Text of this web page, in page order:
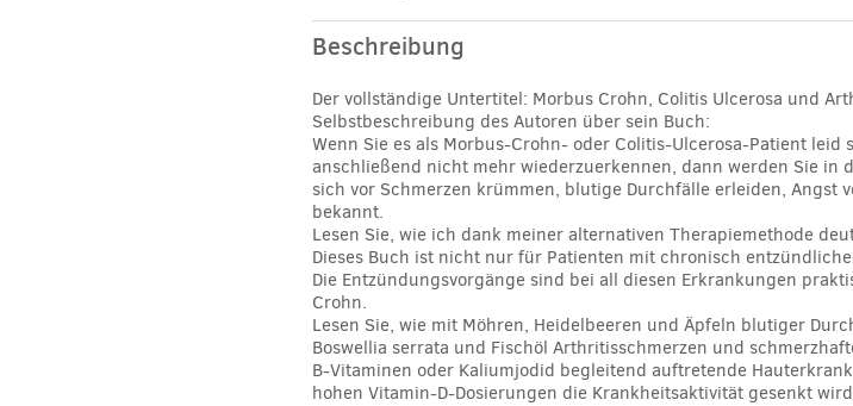
Beschreibung
Der vollständige Untertitel: Morbus Crohn, Colitis Ulcerosa und
Selbstbeschreibung des Autoren über sein Buch:
Wenn Sie es als Morbus-Crohn- oder Colitis-Ulcerosa-Patient
anschließend nicht mehr wiederzuerkennen, dann werden Sie in
sich vor Schmerzen krümmen, blutige Durchfälle erleiden,
bekannt.
Lesen Sie, wie ich dank meiner alternativen Therapiemethode
Dieses Buch ist nicht nur für Patienten mit chronisch
Die Entzündungsvorgänge sind bei all diesen Erkrankungen
Crohn.
Lesen Sie, wie mit Möhren, Heidelbeeren und Äpfeln blutiger
Boswellia serrata und Fischöl Arthritisschmerzen und
B-Vitaminen oder Kaliumjodid begleitend auftretende
hohen Vitamin-D-Dosierungen die Krankheitsaktivität gesenkt